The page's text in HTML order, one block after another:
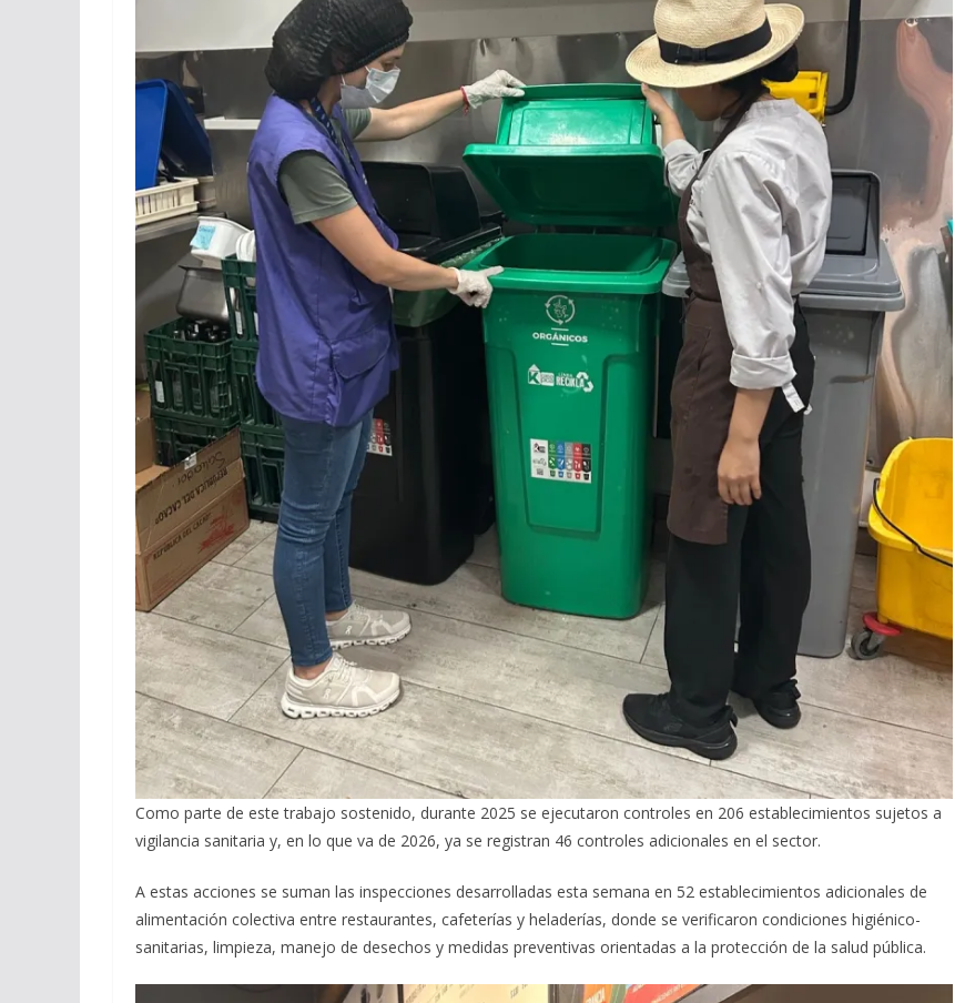
Como parte de este trabajo sostenido, durante 2025 se ejecutaron controles en 206 establecimientos sujetos a
vigilancia sanitaria y, en lo que va de 2026, ya se registran 46 controles adicionales en el sector.
A estas acciones se suman las inspecciones desarrolladas esta semana en 52 establecimientos adicionales de
alimentación colectiva entre restaurantes, cafeterías y heladerías, donde se verificaron condiciones higiénico-
sanitarias, limpieza, manejo de desechos y medidas preventivas orientadas a la protección de la salud pública.